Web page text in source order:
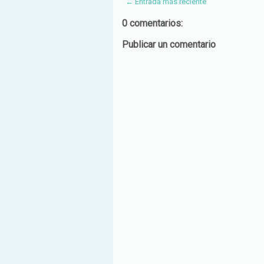
0 comentarios:
Publicar un comentario